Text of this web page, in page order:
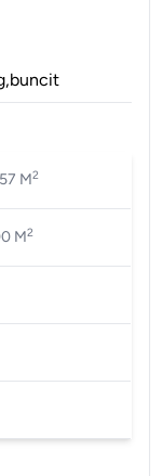
M2
M2